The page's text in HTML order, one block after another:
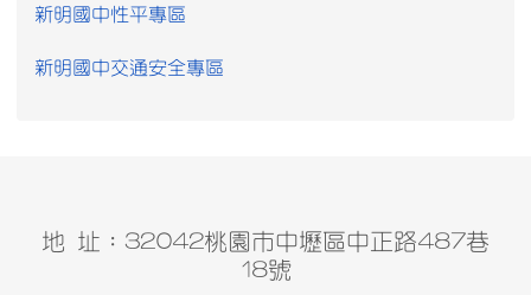
新明國中性平專區
新明國中交通安全專區
地 址：32042桃園市中壢區中正路487巷
18號